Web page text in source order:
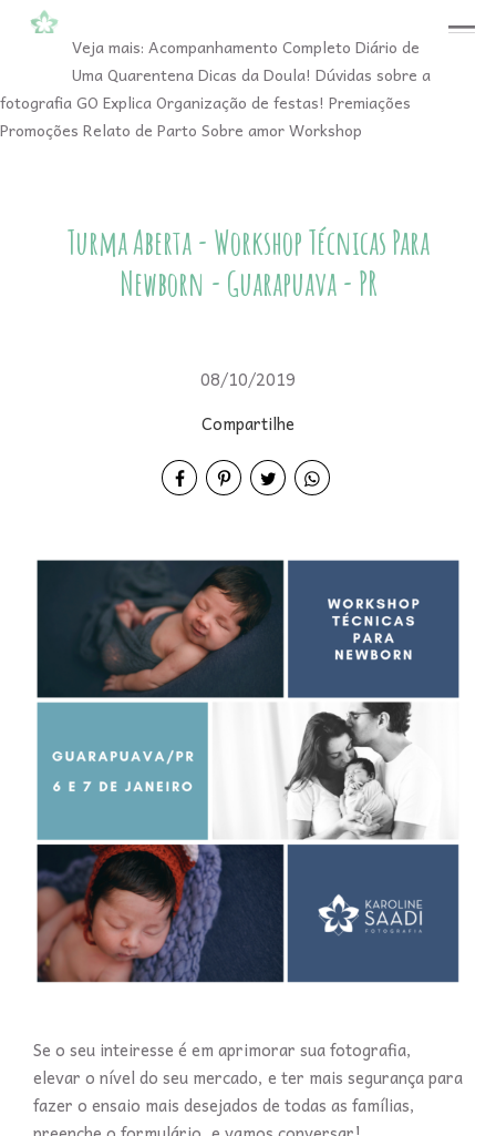
menu
Veja mais: Acompanhamento Completo Diário de
Uma QuarentenaDicas da Doula! Dúvidas sobre a
fotografiaGO ExplicaOrganização de festas! Premiações
Promoções Relato de Parto Sobre amorWorkshop
Turma Aberta - Workshop Técnicas Para
Newborn - Guarapuava - PR
08/10/2019
Compartilhe
Se o seu inteiresse é em aprimorar sua fotografia,
elevar o nível do seu mercado, e ter mais segurança para
fazer o ensaio mais desejados de todas as famílias,